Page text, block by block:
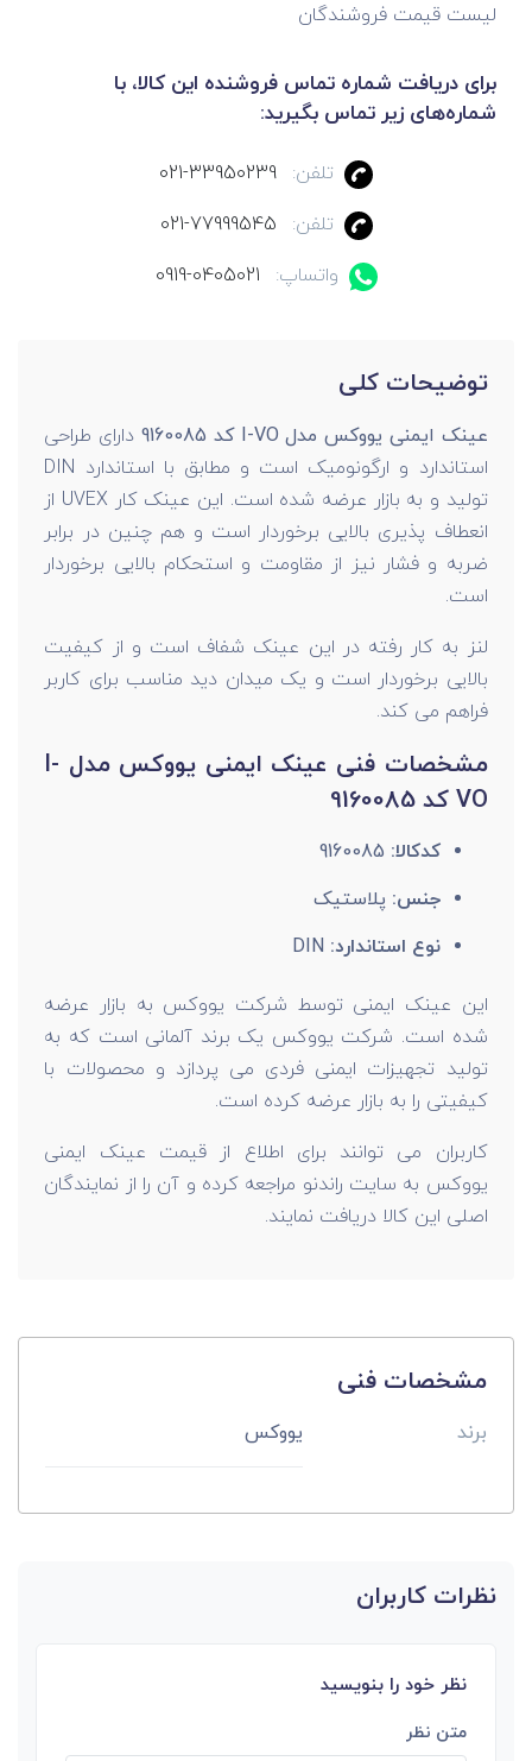
لیست قیمت فروشندگان
برای دریافت شماره تماس فروشنده این کالا، با
شماره‌های زیر تماس بگیرید:
تلفن:
021-33950239
تلفن:
021-77999545
واتساپ:
0919-0405021
توضیحات کلی
عینک ایمنی یووکس مدل I-VO کد 9160085
دارای طراحی
استاندارد و ارگونومیک است و مطابق با استاندارد DIN
تولید و به بازار عرضه شده است. این عینک کار UVEX از
انعطاف پذیری بالایی برخوردار است و هم چنین در برابر
ضربه و فشار نیز از مقاومت و استحکام بالایی برخوردار
است.
لنز به کار رفته در این عینک شفاف است و از کیفیت
بالایی برخوردار است و یک میدان دید مناسب برای کاربر
فراهم می کند.
مشخصات فنی عینک ایمنی یووکس مدل I-
VO کد 9160085
کدکالا: 9160085
جنس: پلاستیک
نوع استاندارد: DIN
این عینک ایمنی توسط شرکت یووکس به بازار عرضه
شده است. شرکت یووکس یک برند آلمانی است که به
تولید تجهیزات ایمنی فردی می پردازد و محصولات با
کیفیتی را به بازار عرضه کرده است.
کاربران می توانند برای اطلاع از قیمت عینک ایمنی
یووکس به سایت راندنو مراجعه کرده و آن را از نمایندگان
اصلی این کالا دریافت نمایند.
مشخصات فنی
برند یووکس
نظرات کاربران
نظر خود را بنویسید
متن نظر